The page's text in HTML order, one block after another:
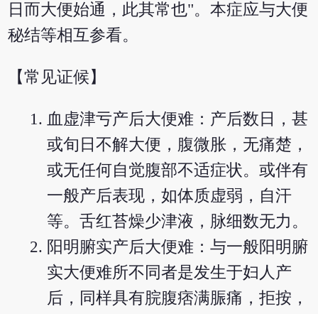
日而大便始通，此其常也"。本症应与大便
秘结等相互参看。
【常见证候】
血虚津亏产后大便难：产后数日，甚
或旬日不解大便，腹微胀，无痛楚，
或无任何自觉腹部不适症状。或伴有
一般产后表现，如体质虚弱，自汗
等。舌红苔燥少津液，脉细数无力。
阳明腑实产后大便难：与一般阳明腑
实大便难所不同者是发生于妇人产
后，同样具有脘腹痞满脤痛，拒按，